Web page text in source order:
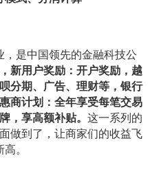
是中国领先的金融科技公
新用户奖励：开户奖励，越
分期、广告、理财等，银行
商计划：全年享受每笔交易
，享高额补贴。 这一系列的
做到了，让商家们的收益飞
高。